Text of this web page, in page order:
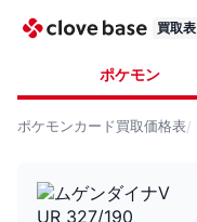
買取表
ポケモン
ポケモンカード買取価格表